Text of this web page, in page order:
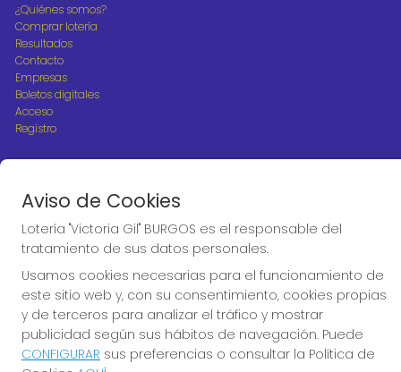
¿Quiénes somos?
Comprar lotería
Resultados
Contacto
Empresas
Boletos digitales
Acceso
Registro
CONTACTO
ADMINISTRACION DE LOTERIAS Nº10 BURGOS - Receptor
Oficial 18775
947487318
Clica aquí para contactar por WhatsApp
668647944
loteria@victoriagil.com
Aviso de Cookies
Lotería "Victoria Gil" BURGOS es el responsable del
tratamiento de sus datos personales.
Usamos cookies necesarias para el funcionamiento de
este sitio web y, con su consentimiento, cookies propias
y de terceros para analizar el tráfico y mostrar
publicidad según sus hábitos de navegación. Puede
CONFIGURAR sus preferencias o consultar la Política de